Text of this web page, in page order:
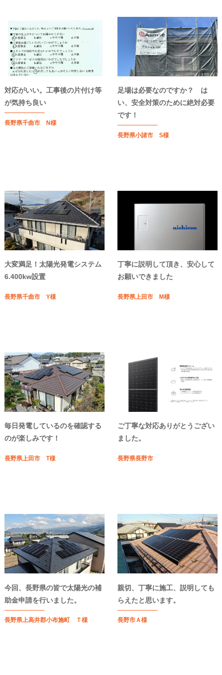
対応がいい。工事後の片付け等
が気持ち良い
長野県千曲市 N様
足場は必要なのですか？ は
い、安全対策のために絶対必要
です！
長野県小諸市 S様
大変満足！太陽光発電システム
6.400kw設置
長野県千曲市 Y様
丁寧に説明して頂き、安心して
お願いできました
長野県上田市 M様
毎日発電しているのを確認する
のが楽しみです！
長野県上田市 T様
ご丁寧な対応ありがとうござい
ました。
長野県長野市
今回、長野県の皆で太陽光の補
助金申請を行いました。
長野県上高井郡小布施町 Ｔ様
親切、丁寧に施工、説明しても
らえたと思います。
長野市Ａ様